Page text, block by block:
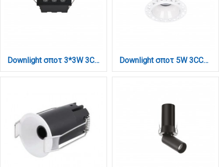
Downlight σποτ 3*3W 3CCT σε μαύρη απόχρωση (X00190B) Downlight σποτ 5W 3CCT σε λευκή απόχρωση (X00220W)